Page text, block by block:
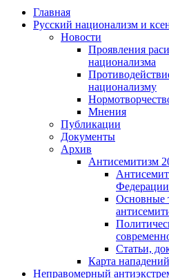
Главная
Русский национализм и
Новости
Проявления
национализма
национализму
Мнения
Публикации
Документы
Архив
Антисемитизм
Федерации
Основные
Статьи,
Карта
Неправомерный